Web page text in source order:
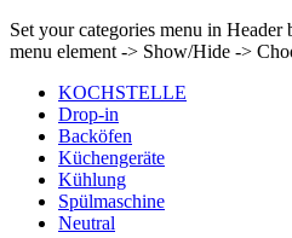
Set your categories menu in
menu element -> Show/Hide ->
KOCHSTELLE
Drop-in
Backöfen
Küchengeräte
Kühlung
Spülmaschine
Neutral